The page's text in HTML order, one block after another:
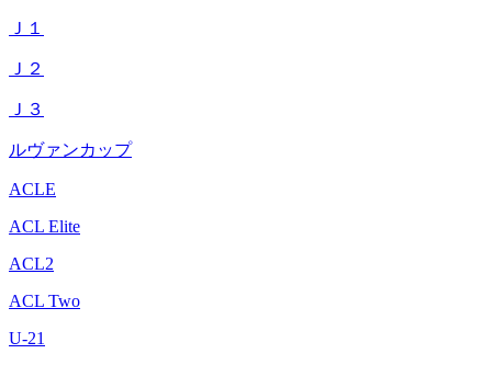
Ｊ１
Ｊ２
Ｊ３
ルヴァンカップ
ACLE
ACL Elite
ACL2
ACL Two
U-21